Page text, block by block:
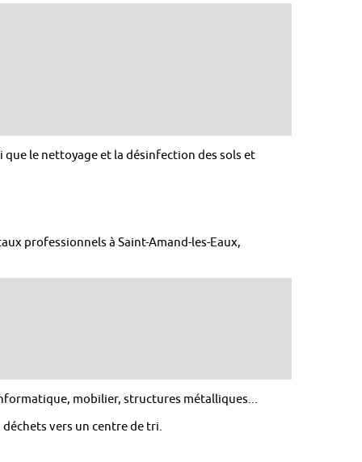
le nettoyage et la désinfection des sols et
professionnels à Saint-Amand-les-Eaux,
mobilier, structures métalliques...
vers un centre de tri.